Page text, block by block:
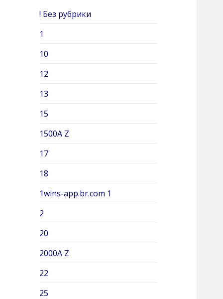
h
r
! Без рубрики
1
10
12
13
15
1500A Z
17
18
1wins-app.br.com 1
2
20
2000A Z
22
25